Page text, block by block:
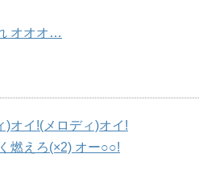
オオオ…
)オイ!(メロディ)オイ!
燃えろ(×2) オー○○!